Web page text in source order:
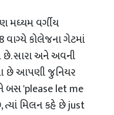
મધ્યમ વર્ગીય
વાગ્યે કોલેજના ગેટમાં
સારા અને અવની
છે આપણી જુનિયર
બસ 'please let me
મિલન કહે છે just